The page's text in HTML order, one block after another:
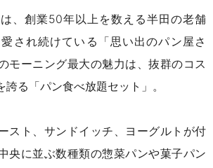
は、創業50年以上を数える半田の老舗
され続けている「思い出のパン屋さ
モーニング最大の魅力は、抜群のコス
誇る「パン食べ放題セット」。
スト、サンドイッチ、ヨーグルトが付
央に並ぶ数種類の惣菜パンや菓子パン